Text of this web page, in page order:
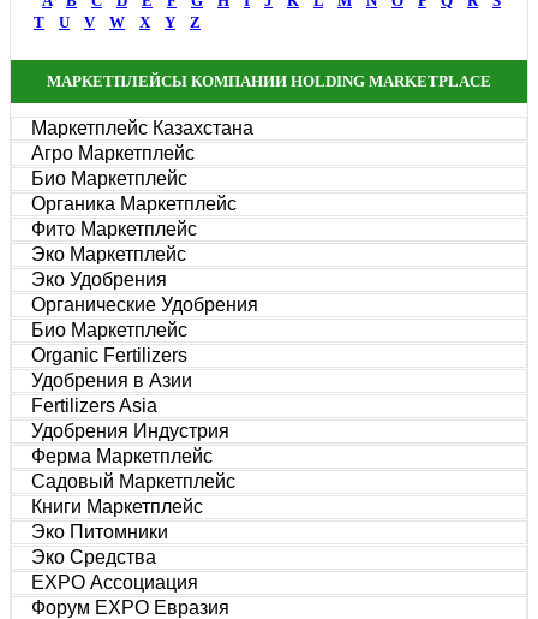
T
U V W X Y Z
МАРКЕТПЛЕЙСЫ КОМПАНИИ HOLDING MARKETPLACE
Маркетплейс Казахстана
Агро Маркетплейс
Био Маркетплейс
Органика Маркетплейс
Фито Маркетплейс
Эко Маркетплейс
Эко Удобрения
Органические Удобрения
Био Маркетплейс
Organic Fertilizers
Удобрения в Азии
Fertilizers Asia
Удобрения Индустрия
Ферма Маркетплейс
Садовый Маркетплейс
Книги Маркетплейс
Эко Питомники
Эко Средства
EXPO Ассоциация
Форум EXPO Евразия